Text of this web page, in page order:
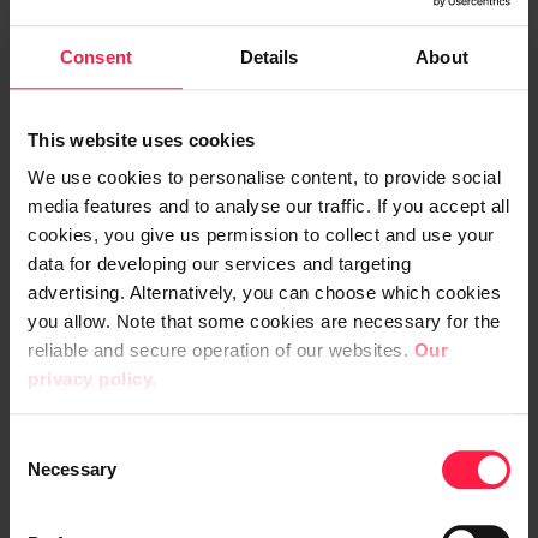
Consent Details About
This website uses cookies
We use cookies to personalise content, to provide social
media features and to analyse our traffic. If you accept all
cookies, you give us permission to collect and use your
data for developing our services and targeting
advertising. Alternatively, you can choose which cookies
you allow. Note that some cookies are necessary for the
reliable and secure operation of our websites. Our
privacy policy.
Necessary
Matkustajaliikenteen lisäksi Eckerö Linella
kuljettajat ovat yksi matkustajaryhmä, joiden
kehittää mobiilisovelluksen avulla.
Lue myös: Immersio - bittiavaruuteen
imeytyvä asiakaskokemus >>
Digitaaliset palvelut ovat tärkeä
osa sujuvaa asiakaskokemusta
Digitaalisten palveluiden kehittäminen on
asiakaskokemuksen kehittämistä. Samalla
asiakaskysyntää ja muun muassa